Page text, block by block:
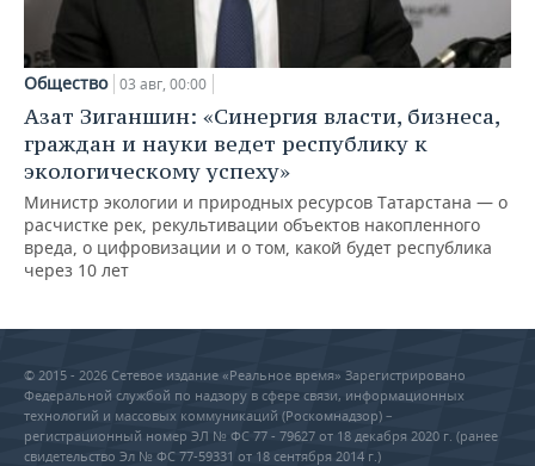
Общество 03 авг, 00:00
Азат Зиганшин: «Синергия власти, бизнеса,
граждан и науки ведет республику к
экологическому успеху»
Министр экологии и природных ресурсов Татарстана — о
расчистке рек, рекультивации объектов накопленного
вреда, о цифровизации и о том, какой будет республика
через 10 лет
© 2015 - 2026 Сетевое издание «Реальное время» Зарегистрировано
Федеральной службой по надзору в сфере связи, информационных
технологий и массовых коммуникаций (Роскомнадзор) –
регистрационный номер ЭЛ № ФС 77 - 79627 от 18 декабря 2020 г. (ранее
свидетельство Эл № ФС 77-59331 от 18 сентября 2014 г.)